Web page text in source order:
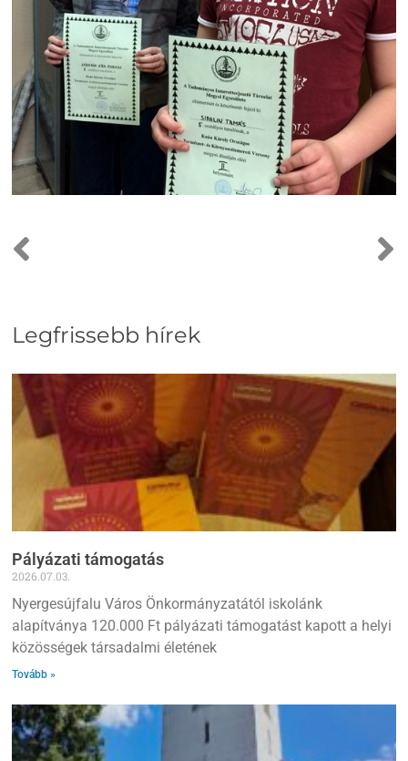
Legfrissebb hírek
Pályázati támogatás
2026.07.03.
Nyergesújfalu Város Önkormányzatától iskolánk
alapítványa 120.000 Ft pályázati támogatást kapott a helyi
közösségek társadalmi életének
Tovább »